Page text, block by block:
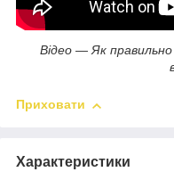
Відео — Як
Приховати
Характеристики